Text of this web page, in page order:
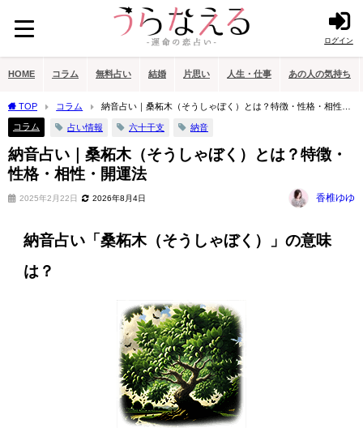
ログイン
HOME コラム 無料占い 結婚 片思い 人生・仕事 あの人の気持ち
TOP コラム
納音占い｜桑柘木（そうしゃぼく）とは？特徴・性格・相性・
開運法
コラム 占い情報 六十干支 納音
納音占い｜桑柘木（そうしゃぼく）とは？特徴・
性格・相性・開運法
2025年2月22日 2026年8月4日 香椎ゆゆ
納音占い「桑柘木（そうしゃぼく）」の意味
は？